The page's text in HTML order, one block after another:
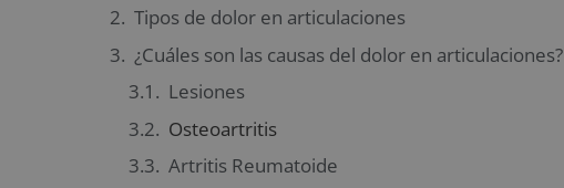
Tipos de dolor en articulaciones
¿Cuáles son las causas del dolor en articulaciones?
Lesiones
Osteoartritis
Artritis Reumatoide